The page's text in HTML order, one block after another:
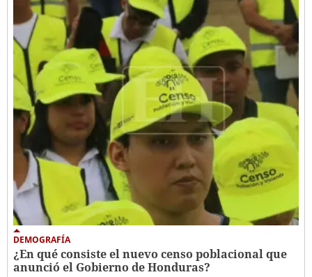
DEMOGRAFÍA
¿En qué consiste el nuevo censo poblacional que
anunció el Gobierno de Honduras?